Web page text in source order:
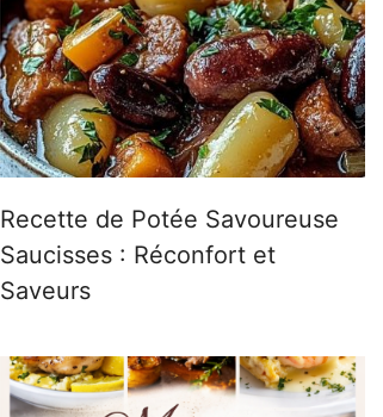
Recette de Potée Savoureuse
Saucisses : Réconfort et
Saveurs